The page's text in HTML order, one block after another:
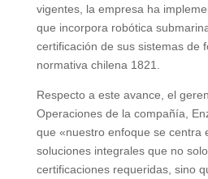
vigentes, la empresa ha
que incorpora robótica
certificación de sus sistemas de
normativa chilena 1821.
Respecto a este avance, el
Operaciones de la compañía,
que «nuestro enfoque se centra
soluciones integrales que no
certificaciones requeridas, sino